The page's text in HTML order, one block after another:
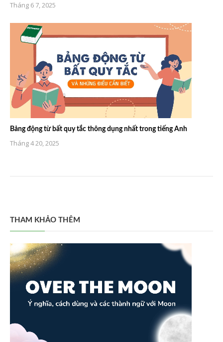
Tháng 6 7, 2025
Bảng động từ bất quy tắc thông dụng nhất trong tiếng Anh
Tháng 4 20, 2025
THAM KHẢO THÊM